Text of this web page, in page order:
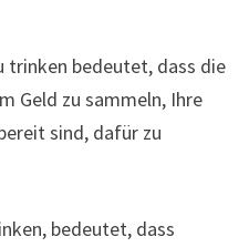
trinken bedeutet, dass die
Geld zu sammeln, Ihre
sind, dafür zu
bedeutet, dass